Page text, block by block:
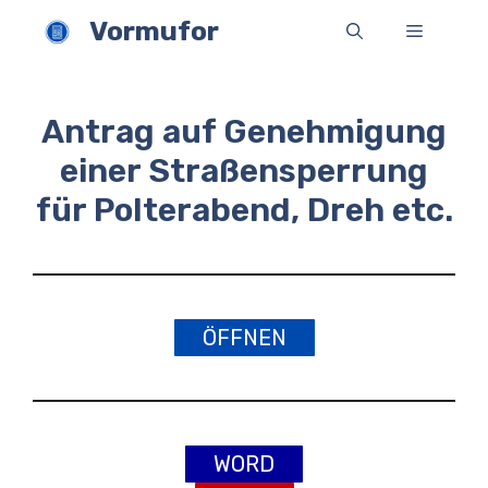
Inhalt
Vormufor Menü
Antrag auf Genehmigung
einer Straßensperrung
für Polterabend, Dreh etc.
ÖFFNEN
WORD